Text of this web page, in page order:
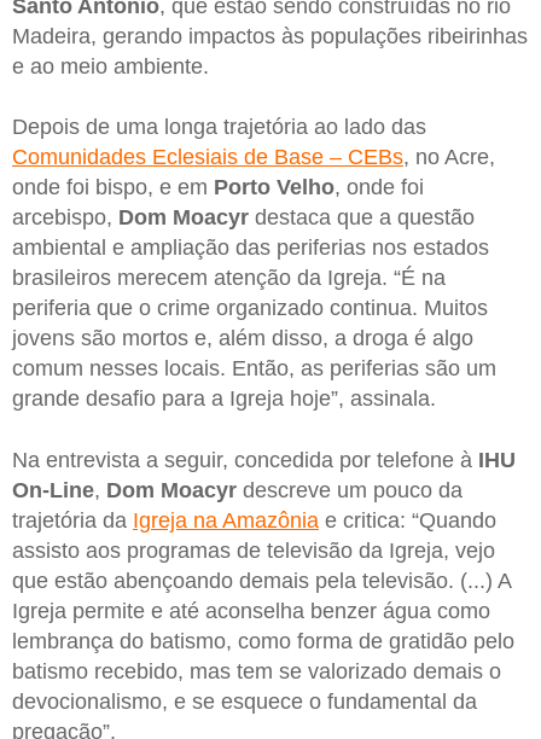
Santo Antônio, que estão sendo construídas no rio
Madeira, gerando impactos às populações ribeirinhas
e ao meio ambiente.
Depois de uma longa trajetória ao lado das
Comunidades Eclesiais de Base – CEBs, no Acre,
onde foi bispo, e em Porto Velho, onde foi
arcebispo, Dom Moacyr destaca que a questão
ambiental e ampliação das periferias nos estados
brasileiros merecem atenção da Igreja. “É na
periferia que o crime organizado continua. Muitos
jovens são mortos e, além disso, a droga é algo
comum nesses locais. Então, as periferias são um
grande desafio para a Igreja hoje”, assinala.
Na entrevista a seguir, concedida por telefone à IHU
On-Line, Dom Moacyr descreve um pouco da
trajetória da Igreja na Amazônia e critica: “Quando
assisto aos programas de televisão da Igreja, vejo
que estão abençoando demais pela televisão. (...) A
Igreja permite e até aconselha benzer água como
lembrança do batismo, como forma de gratidão pelo
batismo recebido, mas tem se valorizado demais o
devocionalismo, e se esquece o fundamental da
pregação”.